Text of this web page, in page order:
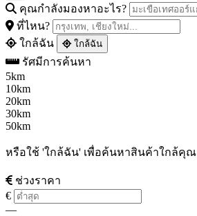
คุณกำลังมองหาอะไร?
ที่ไหน?
ใกล้ฉัน
ใกล้ฉัน
รัศมีการค้นหา
5km
10km
20km
30km
50km
หรือใช้ 'ใกล้ฉัน' เพื่อค้นหาสินค้าใกล้คุณ
ช่วงราคา
€
—